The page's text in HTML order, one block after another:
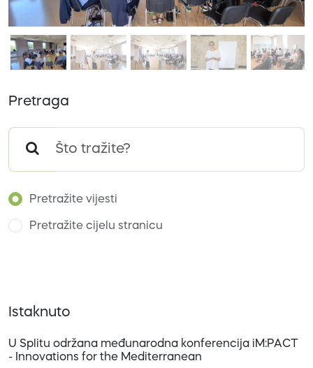
Pretraga
Pretražite vijesti
Pretražite cijelu stranicu
Istaknuto
U Splitu održana međunarodna konferencija iM:PACT
- Innovations for the Mediterranean